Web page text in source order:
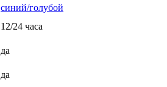
синий/голубой
12/24 часа
да
да